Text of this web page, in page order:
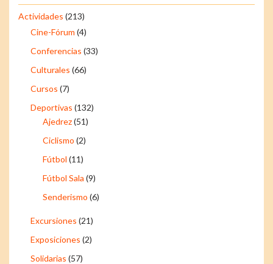
Actividades (213)
Cine-Fórum (4)
Conferencias (33)
Culturales (66)
Cursos (7)
Deportivas (132)
Ajedrez(51)
Ciclismo (2)
Fútbol (11)
Fútbol Sala (9)
Senderismo (6)
Excursiones (21)
Exposiciones (2)
Solidarias (57)